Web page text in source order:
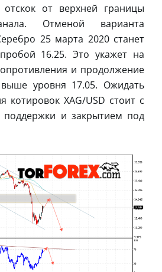
отскок от верхней границы
Отменой варианта
25 марта 2020 станет
16.25. Это укажет на
и продолжение
уровня 17.05. Ожидать
котировок XAG/USD стоит с
поддержки и закрытием под